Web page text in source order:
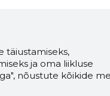
täiustamiseks,
ja oma liikluse
nõustute kõikide